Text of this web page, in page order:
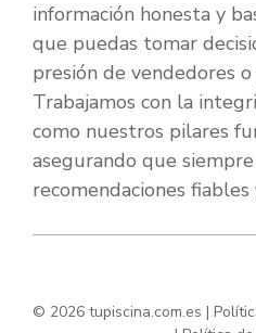
información honesta y
que puedas tomar
presión de vendedores
Trabajamos con la
como nuestros pilares
asegurando que
recomendaciones fiables
© 2026 tupiscina.com.es |